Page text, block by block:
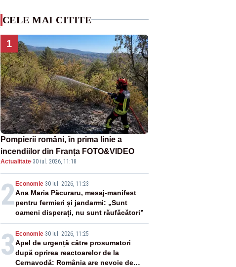
CELE MAI CITITE
1
Pompierii români, în prima linie a
incendiilor din Franța FOTO&VIDEO
Actualitate·30 iul. 2026, 11:18
2Economie-30 iul. 2026, 11:23
Ana Maria Păcuraru, mesaj-manifest
pentru fermieri și jandarmi: „Sunt
oameni disperați, nu sunt răufăcători”
3 Economie-30 iul. 2026, 11:25
Apel de urgență către prosumatori
după oprirea reactoarelor de la
Cernavodă: România are nevoie de